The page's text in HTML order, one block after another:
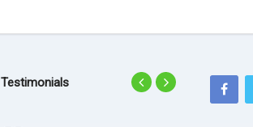
Testimonials